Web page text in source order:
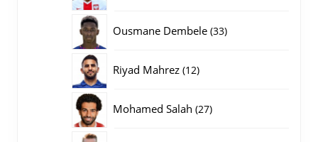
Ousmane Dembele 3333
Riyad Mahrez 1212
Mohamed Salah 2727